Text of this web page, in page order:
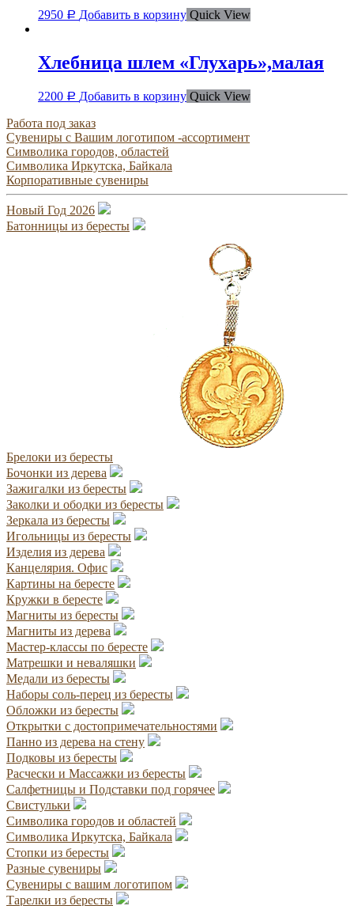
2950 Р Добавить в корзину Quick View
Хлебница шлем «Глухарь»,малая
2200 Р Добавить в корзину Quick View
Работа под заказ
Сувениры с Вашим логотипом -ассортимент
Символика городов, областей
Символика Иркутска, Байкала
Корпоративные сувениры
Новый Год 2026
Батонницы из бересты
Брелоки из бересты
Бочонки из дерева
Зажигалки из бересты
Заколки и ободки из бересты
Зеркала из бересты
Игольницы из бересты
Изделия из дерева
Канцелярия. Офис
Картины на бересте
Кружки в бересте
Магниты из бересты
Магниты из дерева
Мастер-классы по бересте
Матрешки и неваляшки
Медали из бересты
Наборы соль-перец из бересты
Обложки из бересты
Открытки с достопримечательностями
Панно из дерева на стену
Подковы из бересты
Расчески и Массажки из бересты
Салфетницы и Подставки под горячее
Свистульки
Символика городов и областей
Символика Иркутска, Байкала
Стопки из бересты
Разные сувениры
Сувениры с вашим логотипом
Тарелки из бересты